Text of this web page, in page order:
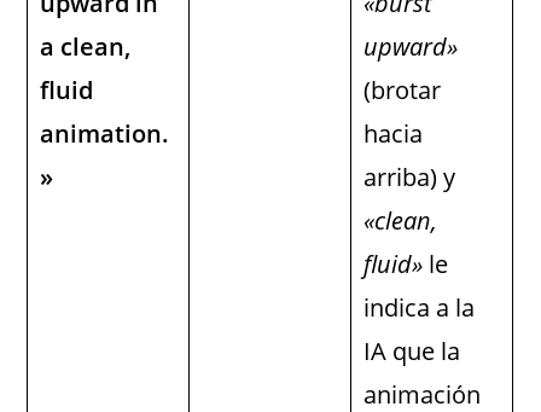
a clean,
fluid
animation.
»
upward»
(brotar
hacia
arriba) y
«clean,
fluid» le
indica a la
IA que la
animación